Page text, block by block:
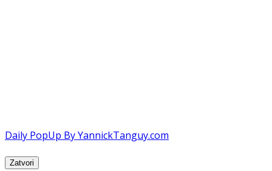
Daily PopUp By YannickTanguy.com